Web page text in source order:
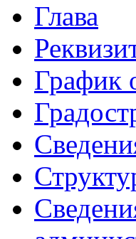
Глава
График